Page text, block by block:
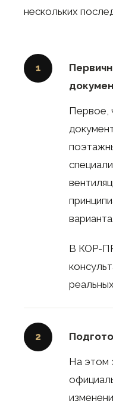
нескольких
1
Первое,
варианта.
В КОР-
2
На этом